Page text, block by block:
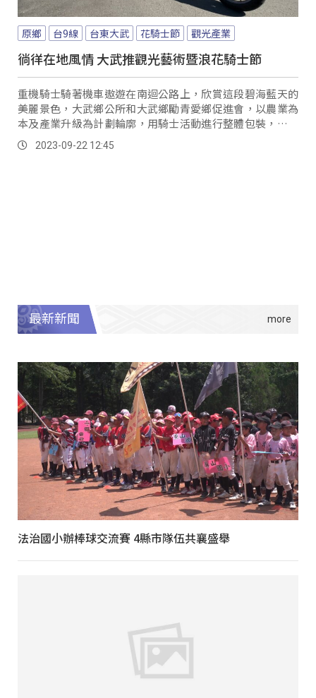
原鄉 台9線 台東大武 花騎士節 觀光產業
徜徉在地風情 大武推觀光藝術暨浪花騎士節
重機騎士騎著機車遨遊在南迴公路上，欣賞這段碧海藍天的
美麗景色，大武鄉公所和大武鄉勵青愛鄉促進會，以農業為
本及產業升級為計劃輪廓，用騎士活動進行整體包裝，結合
時下熱門打卡景點9420濱海休憩區為主場地，延伸至大鳥休
憩區，將這兩公里的路程打造帶狀的觀光產業鏈，推出推觀
2023-09-22 12:45
最新新聞
法治國小辦棒球交流賽 4縣市隊伍共襄盛舉